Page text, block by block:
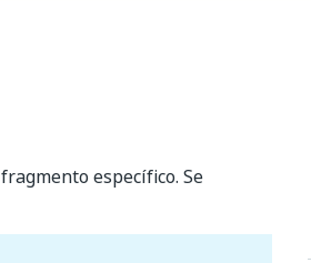
específico. Se